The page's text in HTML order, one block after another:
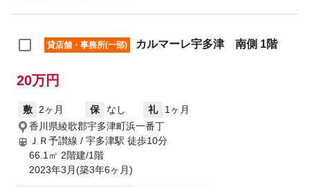
貸店舗・事務所(一部) カルマーレ宇多津 南側 1階
20万円
敷 2ヶ月 保 なし 礼
1ヶ月
香川県綾歌郡宇多津町浜一番丁
ＪＲ予讃線 / 宇多津駅 徒歩10分
66.1㎡ 2階建/1階
2023年3月(築3年6ヶ月)